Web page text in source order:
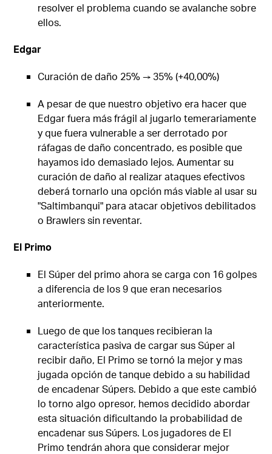
resolver el problema cuando se avalanche sobre
ellos.
Edgar
Curación de daño 25% → 35% (+40,00%)
A pesar de que nuestro objetivo era hacer que
Edgar fuera más frágil al jugarlo temerariamente
y que fuera vulnerable a ser derrotado por
ráfagas de daño concentrado, es posible que
hayamos ido demasiado lejos. Aumentar su
curación de daño al realizar ataques efectivos
deberá tornarlo una opción más viable al usar su
"Saltimbanqui" para atacar objetivos debilitados
o Brawlers sin reventar.
El Primo
El Súper del primo ahora se carga con 16 golpes
a diferencia de los 9 que eran necesarios
anteriormente.
Luego de que los tanques recibieran la
característica pasiva de cargar sus Súper al
recibir daño, El Primo se tornó la mejor y mas
jugada opción de tanque debido a su habilidad
de encadenar Súpers. Debido a que este cambió
lo torno algo opresor, hemos decidido abordar
esta situación dificultando la probabilidad de
encadenar sus Súpers. Los jugadores de El
Primo tendrán ahora que considerar mejor